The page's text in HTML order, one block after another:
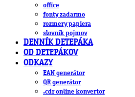
office
fonty zadarmo
rozmery papiera
slovník pojmov
DENNÍK DETEPÁKA
OD DETEPÁKOV
ODKAZY
EAN generátor
QR generátor
.cdr online konvertor